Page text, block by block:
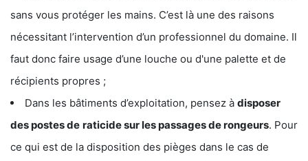
sans vous protéger les mains. C’est là une des raisons
nécessitant l’intervention d’un professionnel du domaine. Il
faut donc faire usage d’une louche ou d'une palette et de
récipients propres ;
Dans les bâtiments d’exploitation, pensez à disposer
des postes de raticide sur les passages de rongeurs. Pour
ce qui est de la disposition des pièges dans le cas de